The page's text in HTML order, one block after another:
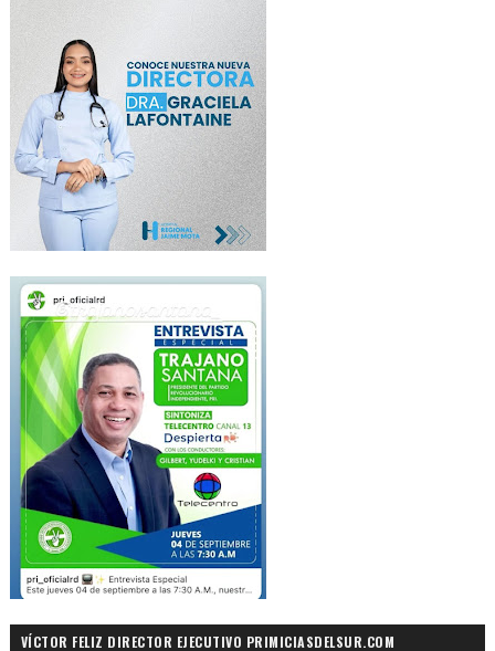
VÍCTOR FELIZ DIRECTOR EJECUTIVO PRIMICIASDELSUR.COM